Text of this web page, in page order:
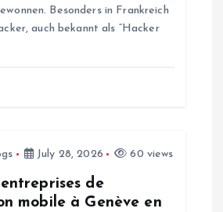
Besonders in Frankreich
auch bekannt als “Hacker
July 28, 2026 60 views
de
mobile à Genève en